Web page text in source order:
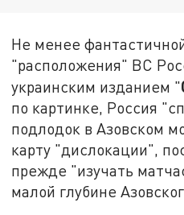
Не менее
"расположения" ВС
украинским изданием "
по картинке, Россия
подлодок в Азовском
карту "дислокации",
прежде "изучать
малой глубине